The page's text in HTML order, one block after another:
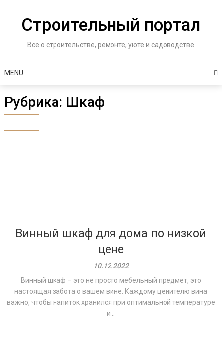
contentСтроительный портал
Все о строительстве, ремонте, уюте и садоводстве
MENU
Рубрика: Шкаф
Винный шкаф для дома по низкой
цене
10.12.2022
Винный шкаф – это не просто мебельный предмет, это
настоящая забота о вашем вине. Каждому ценителю вина
важно, чтобы напиток хранился при оптимальной температуре
и...